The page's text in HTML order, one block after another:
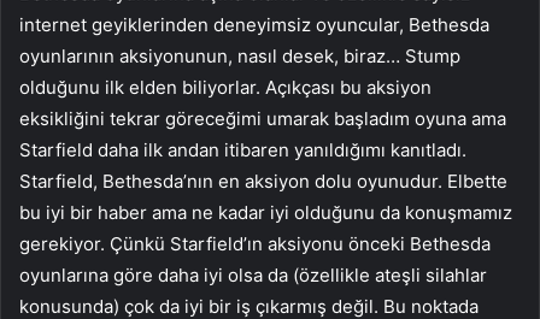
internet geyiklerinden deneyimsiz oyuncular, Bethesda
oyunlarının aksiyonunun, nasıl desek, biraz… Stump
olduğunu ilk elden biliyorlar. Açıkçası bu aksiyon
eksikliğini tekrar göreceğimi umarak başladım oyuna ama
Starfield daha ilk andan itibaren yanıldığımı kanıtladı.
Starfield, Bethesda’nın en aksiyon dolu oyunudur. Elbette
bu iyi bir haber ama ne kadar iyi olduğunu da konuşmamız
gerekiyor. Çünkü Starfield’ın aksiyonu önceki Bethesda
oyunlarına göre daha iyi olsa da (özellikle ateşli silahlar
konusunda) çok da iyi bir iş çıkarmış değil. Bu noktada